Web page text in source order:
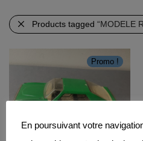
Products tagged “MODELE
Promo !
En poursuivant votre